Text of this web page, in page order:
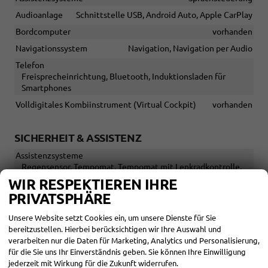
Audioanlage
Schnittstelle USB, Android Auto, Apple CarPlay
Bordcomputer
vorhanden
Navigationssystem
Navigation, Navigation per Audio
Telefon
Freisprecheinrichtung, Bluetooth, Induktionsladen für
Smartphones
Volldigitales Kombiinstrument (Virtual Cockpit)
vorhanden
SICHERHEIT & ASSISTENZ
Assistenzsysteme
Regensensor, Tempomat, Tempomat mit Lenkradkontrolle,
Notbremsassistent (City-Safety), Spurhalteassistent,
Abstandstempomat adaptiv (ACC),
Verkehrzeichenerkennung, Müdigkeitserkennungs-Sensor,
Notrufsystem, Geschwindigkeitsbegrenzer
Diebstahl-Alarmanlage
vorhanden
Einparkhilfe
Selbstlenkendes System, Park Distance Control vorne, Park
WIR RESPEKTIEREN IHRE
PRIVATSPHÄRE
Unsere Website setzt Cookies ein, um unsere Dienste für Sie
bereitzustellen. Hierbei berücksichtigen wir Ihre Auswahl und
verarbeiten nur die Daten für Marketing, Analytics und Personalisierung,
für die Sie uns Ihr Einverständnis geben. Sie können Ihre Einwilligung
jederzeit mit Wirkung für die Zukunft widerrufen.